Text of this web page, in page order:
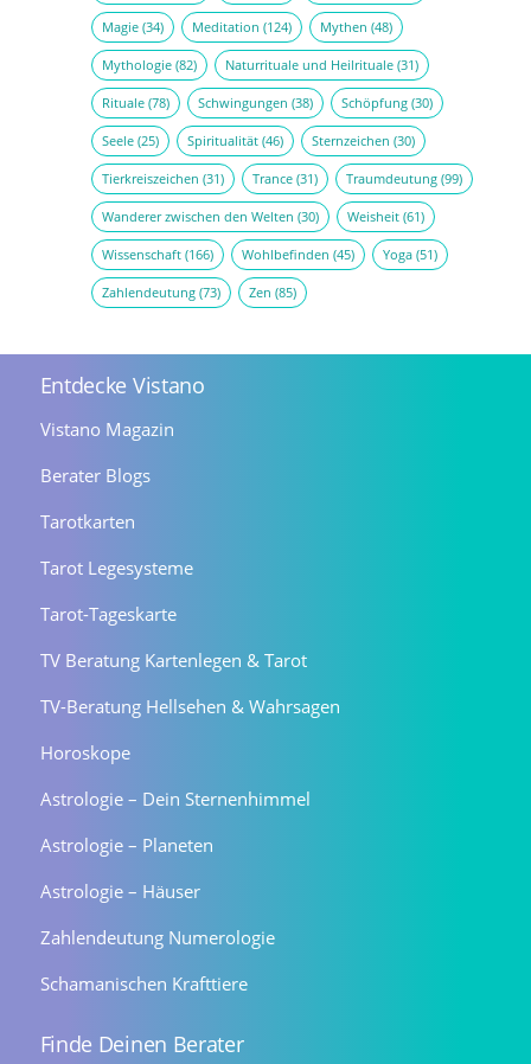
Magie(34) Meditation (124) Mythen (48)
Mythologie(82) Naturrituale und Heilrituale(31)
Rituale(78) Schwingungen (38) Schöpfung(30)
Seele(25) Spiritualität(46) Sternzeichen (30)
Tierkreiszeichen (31) Trance(31) Traumdeutung(99)
Wanderer zwischen den Welten (30) Weisheit(61)
Wissenschaft(166) Wohlbefinden (45) Yoga(51)
Zahlendeutung(73) Zen (85)
Entdecke Vistano
Vistano Magazin
Berater Blogs
Tarotkarten
Tarot Legesysteme
Tarot-Tageskarte
TV Beratung Kartenlegen & Tarot
TV-Beratung Hellsehen & Wahrsagen
Horoskope
Astrologie – Dein Sternenhimmel
Astrologie – Planeten
Astrologie – Häuser
Zahlendeutung Numerologie
Schamanischen Krafttiere
Finde Deinen Berater